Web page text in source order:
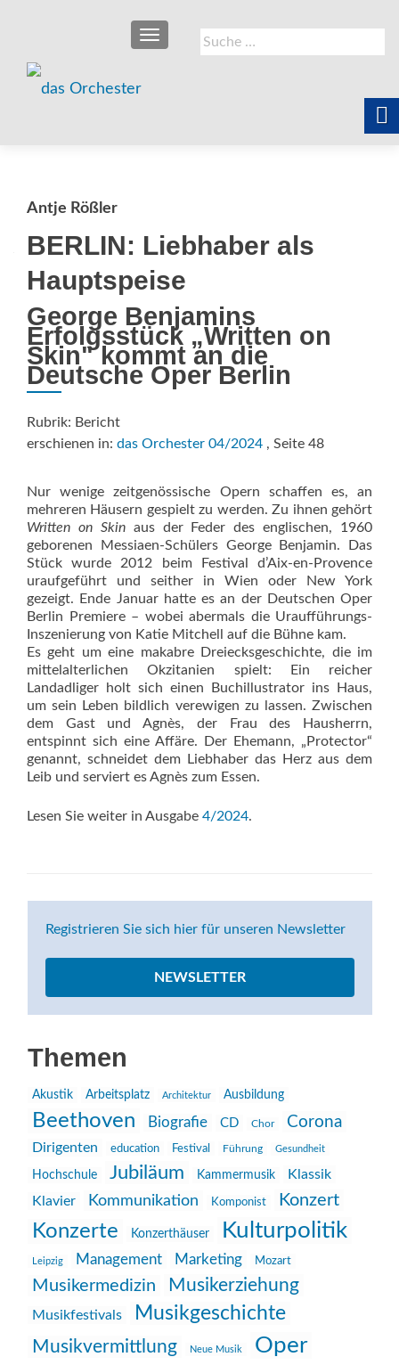
Suche
nach:
SCHALTE NAVIGATION
Antje Rößler
BERLIN: Liebhaber als
Hauptspeise
George Benjamins
Erfolgsstück „Written on
Skin" kommt an die
Deutsche Oper Berlin
Rubrik: Bericht
erschienen in: das Orchester 04/2024 , Seite 48
Nur wenige zeitgenössische Opern schaffen es, an
mehreren Häusern gespielt zu werden. Zu ihnen gehört
Written on Skinaus der Feder des englischen, 1960
geborenen Messiaen-Schülers George Benjamin. Das
Stück wurde 2012 beim Festival d’Aix-en-Provence
uraufgeführt und seither in Wien oder New York
gezeigt. Ende Januar hatte es an der Deutschen Oper
Berlin Premiere – wobei abermals die Uraufführungs-
Inszenierung von Katie Mitchell auf die Bühne kam.
Es geht um eine makabre Dreiecksgeschichte, die im
mittelalterlichen Okzitanien spielt: Ein reicher
Landadliger holt sich einen Buchillustrator ins Haus,
um sein Leben bildlich verewigen zu lassen. Zwischen
dem Gast und Agnès, der Frau des Hausherrn,
entspinnt sich eine Affäre. Der Ehemann, „Protector“
genannt, schneidet dem Liebhaber das Herz aus dem
Leib und serviert es Agnès zum Essen.
Lesen Sie weiter in Ausgabe 4/2024.
Registrieren Sie sich hier für unseren Newsletter
NEWSLETTER
Themen
Akustik Arbeitsplatz Architektur Ausbildung
Beethoven Biografie CD Chor Corona
Dirigenten education Festival Führung Gesundheit
Hochschule Jubiläum Kammermusik
Klassik
Klavier
Kommunikation Komponist Konzert
Konzerte Konzerthäuser Kulturpolitik
Leipzig Management Marketing Mozart
Musikermedizin Musikerziehung
Musikfestivals Musikgeschichte
Musikvermittlung Neue Musik Oper